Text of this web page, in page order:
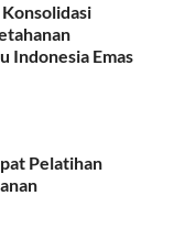
Indonesia Emas
Pelatihan